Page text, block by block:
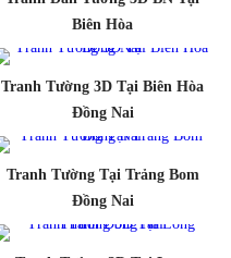
Biên Hòa
Tranh Tường 3D Tại Biên Hòa
Đồng Nai
Tranh Tường Tại Trảng Bom
Đồng Nai